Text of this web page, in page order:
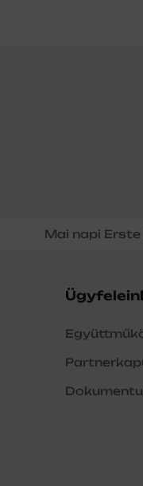
Mai napi